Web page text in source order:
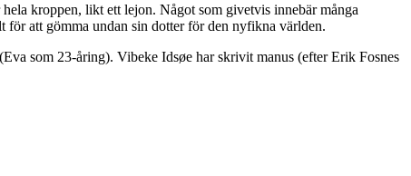
kroppen, likt ett lejon. Något som givetvis innebär många
för att gömma undan sin dotter för den nyfikna världen.
som 23-åring). Vibeke Idsøe har skrivit manus (efter Erik Fosnes